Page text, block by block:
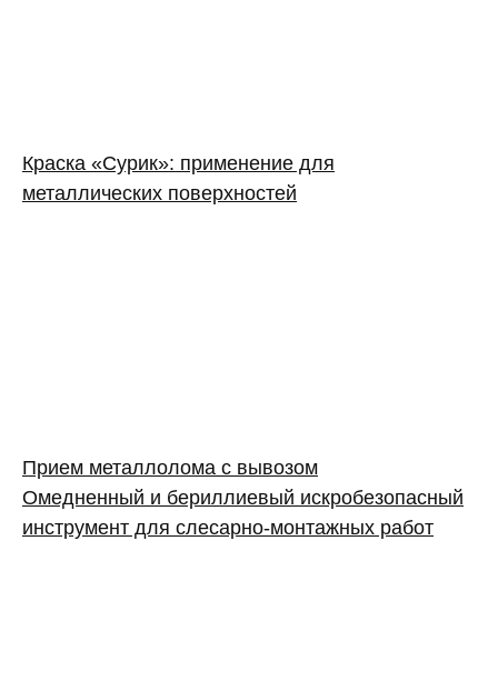
Краска «Сурик»: применение для
металлических поверхностей
Прием металлолома с вывозом
Омедненный и бериллиевый искробезопасный
инструмент для слесарно-монтажных работ